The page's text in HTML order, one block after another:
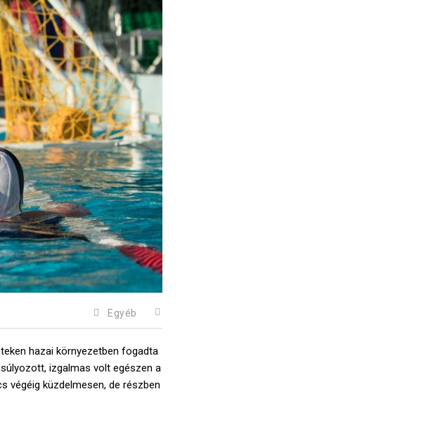
Egyéb
hazai környezetben fogadta
izgalmas volt egészen a
végéig küzdelmesen, de részben